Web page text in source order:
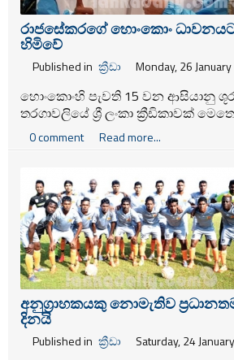
රාජසේකරගේ හොංකොං
හිමිවේ
Published in ක්‍රීඩා Monday, 26
හොංකොංහි පැවති 15 වන ආසියානු
තරගාවලියේ ශ්‍රී ලංකා ක්‍රීඩිකාවක්‌
හොඳම කාලය සටහන් කරගනිමින් එහි
හිමිකර ගැනීමට ශ්‍රී ලංකා යුද්ධ
ලංකා යුද්ධ හමුදාවේ තිස්‌ස
ස්‌ථානයයි.
0 comment Read more...
අනුග්‍රාහකයකු නොමැතිව
දිනයි
Published in ක්‍රීඩා Saturday, 24